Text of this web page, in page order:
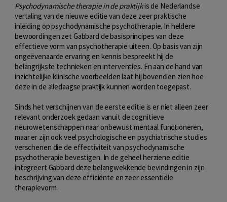
Psychodynamische therapie in de praktijkis de Nederlandse
vertaling van de nieuwe editie van deze zeer praktische
inleiding op psychodynamische psychotherapie. In heldere
bewoordingen zet Gabbard de basisprincipes van deze
effectieve vorm van psychotherapie uiteen. Op basis van zijn
ongeëvenaarde ervaring en kennis bespreekt hij de
belangrijkste technieken en interventies. En aan de hand van
inzichtelijke klinische voorbeelden laat hij bovendien zien hoe
deze in de alledaagse praktijk kunnen worden toegepast.
Sinds het verschijnen van de eerste editie is er niet alleen zeer
relevant onderzoek gedaan vanuit de cognitieve
neurowetenschappen naar onbewust mentaal functioneren,
maar er zijn ook veel psychologische en psychiatrische studies
verschenen die de effectiviteit van psychodynamische
psychotherapie bevestigen. In de geheel herziene editie
integreert Gabbard deze belangwekkende bevindingen in zijn
beschrijving van deze efficiënte en zeer essentiële
therapievorm.